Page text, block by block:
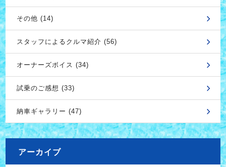
その他 (14)
スタッフによるクルマ紹介 (56)
オーナーズボイス (34)
試乗のご感想 (33)
納車ギャラリー (47)
アーカイブ